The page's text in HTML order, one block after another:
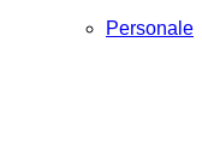
Personale